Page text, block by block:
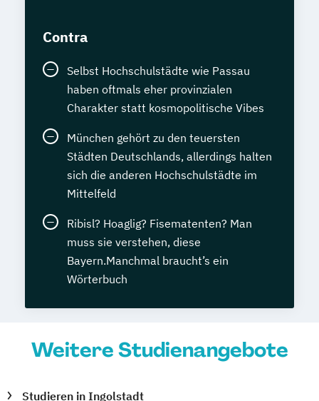
Contra
Selbst Hochschulstädte wie Passau
haben oftmals eher provinzialen
Charakter statt kosmopolitische Vibes
München gehört zu den teuersten
Städten Deutschlands, allerdings halten
sich die anderen Hochschulstädte im
Mittelfeld
Ribisl? Hoaglig? Fisematenten? Man
muss sie verstehen, diese
Bayern.Manchmal braucht’s ein
Wörterbuch
Weitere Studienangebote
Studieren in Ingolstadt